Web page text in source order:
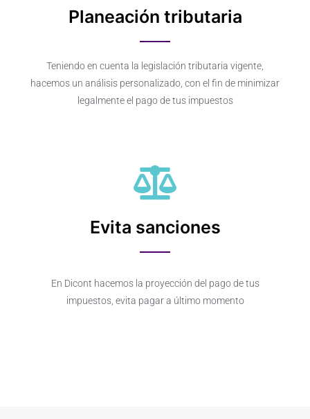
Planeación tributaria
Teniendo en cuenta la legislación tributaria vigente,
hacemos un análisis personalizado, con el fin de minimizar
legalmente el pago de tus impuestos
Evita sanciones
En Dicont hacemos la proyección del pago de tus
impuestos, evita pagar a último momento